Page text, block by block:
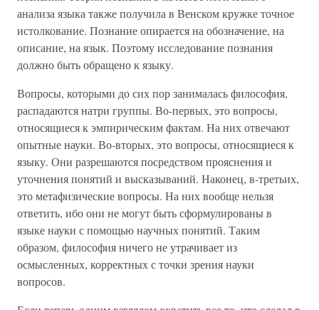
анализа языка также получила в Венском кружке точное
истолкование. Познание опирается на обозначение, на
описание, на язык. Поэтому исследование познания
должно быть обращено к языку.
Вопросы, которыми до сих пор занималась философия,
распадаются натри группы. Во-первых, это вопросы,
относящиеся к эмпирическим фактам. На них отвечают
опытные науки. Во-вторых, это вопросы, относящиеся к
языку. Они разрешаются посредством прояснения и
уточнения понятий и высказываний. Наконец, в-третьих,
это метафизические вопросы. На них вообще нельзя
ответить, ибо они не могут быть сформулированы в
языке науки с помощью научных понятий. Таким
образом, философия ничего не утрачивает из
осмысленных, корректных с точки зрения науки
вопросов.